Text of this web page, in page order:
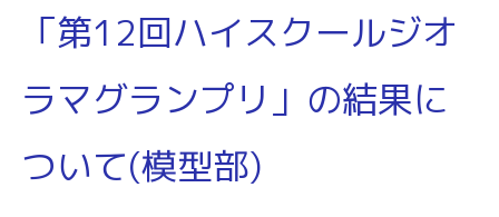
「第12回ハイスクールジオ
ラマグランプリ」の結果に
ついて(模型部)